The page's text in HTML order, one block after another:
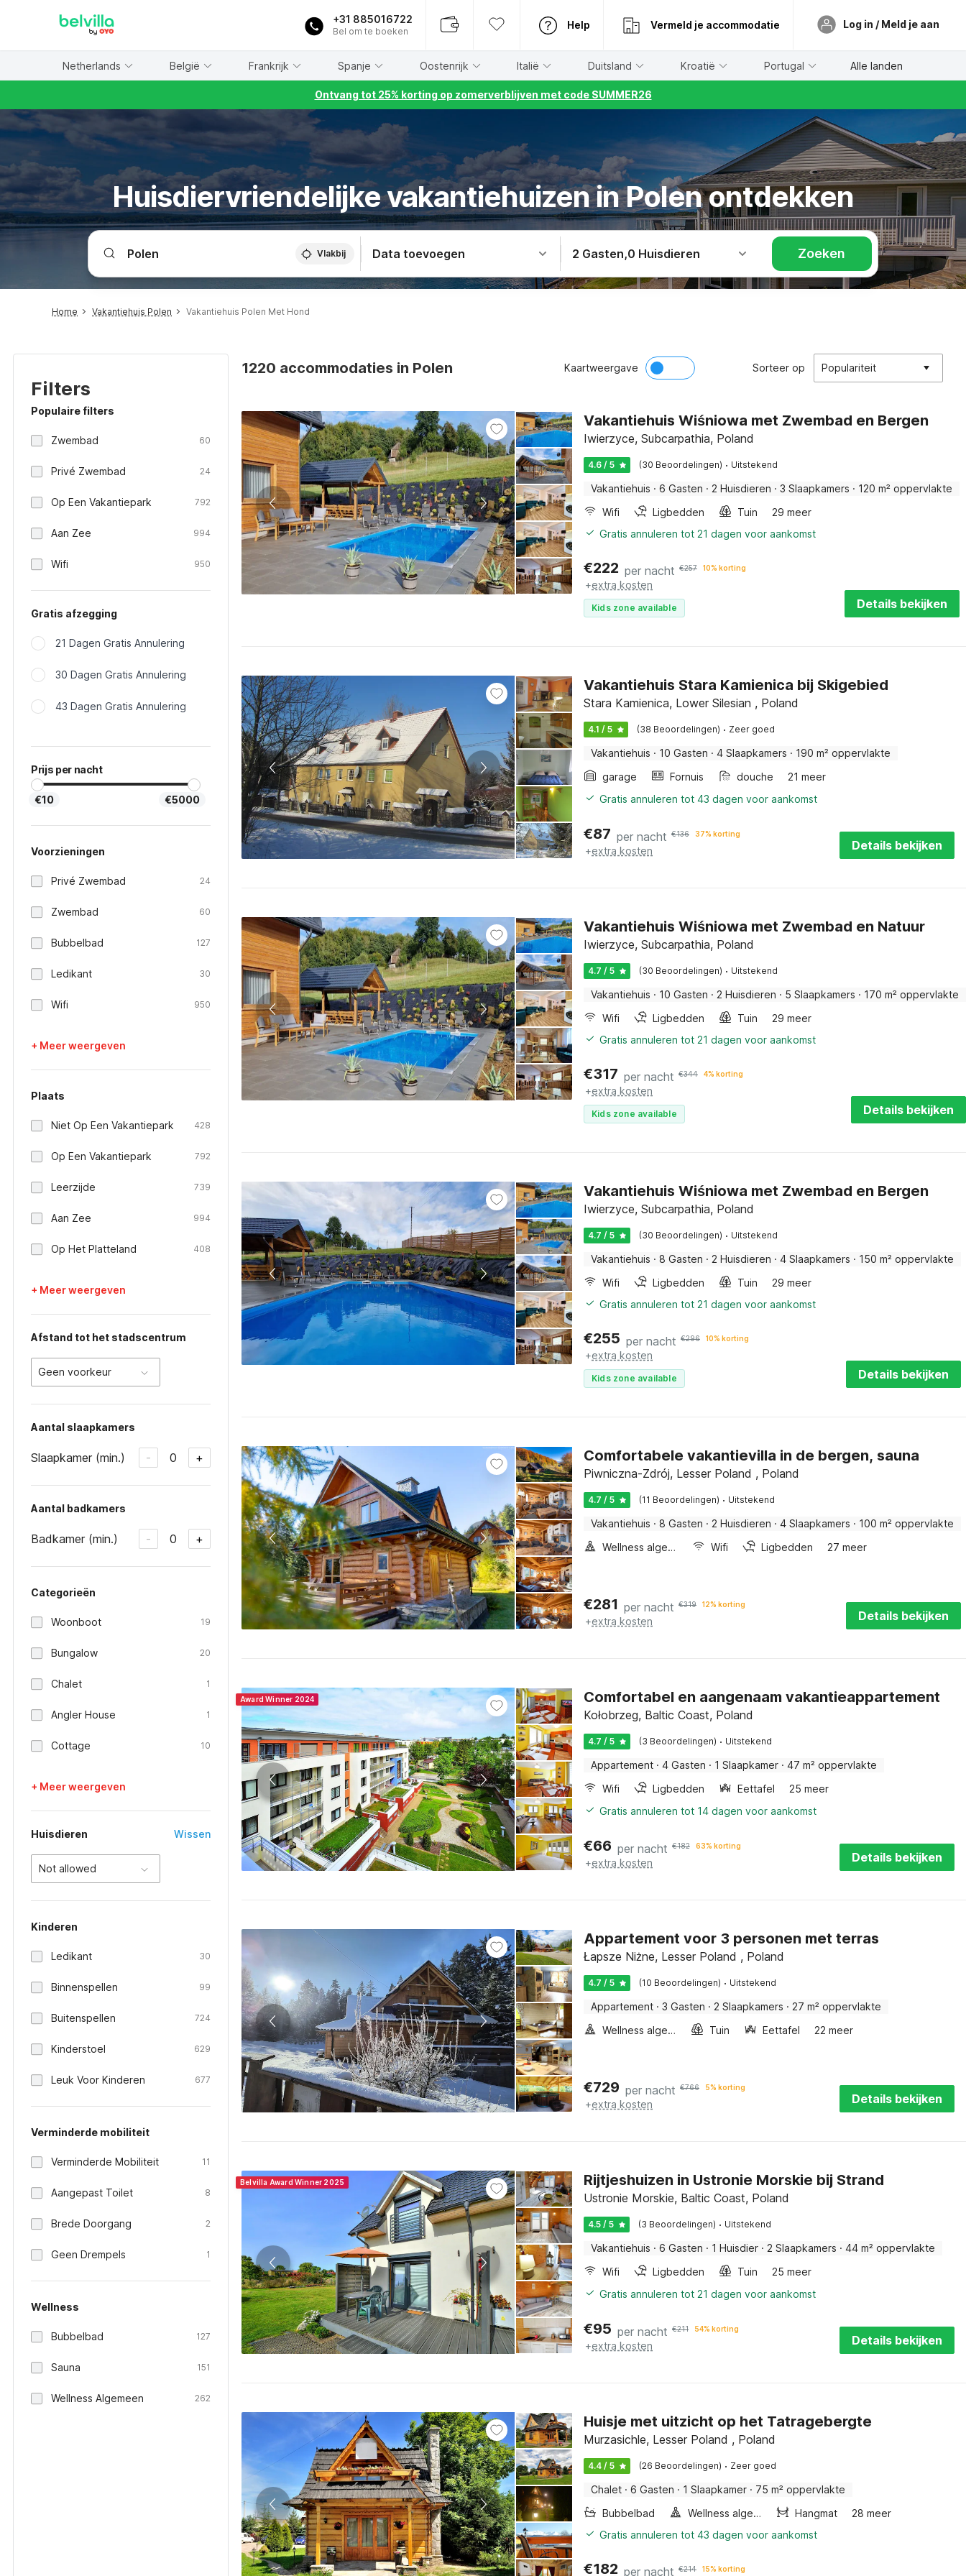
+31 885016722
Bel om te boeken
Help Vermeld je accommodatie Log in / Meld je aan
Netherlands België Frankrijk Spanje Oostenrijk Italië Duitsland Kroatië Portugal Alle landen
Ontvang tot 25% korting op zomerverblijven met code SUMMER26
Huisdiervriendelijke vakantiehuizen in Polen ontdekken
Vlakbij Data toevoegen 2 Gasten,0 Huisdieren Zoeken
Home Vakantiehuis Polen Vakantiehuis Polen Met Hond
Filters
Populaire filters
Zwembad 60
Privé Zwembad 24
Op Een Vakantiepark 792
Aan Zee 994
Wifi 950
Gratis afzegging
21 Dagen Gratis Annulering
30 Dagen Gratis Annulering
43 Dagen Gratis Annulering
Prijs per nacht
€10 €5000
Voorzieningen
Privé Zwembad 24
Zwembad 60
Bubbelbad 127
Ledikant 30
Wifi 950
+ Meer weergeven
Plaats
Niet Op Een Vakantiepark 428
Op Een Vakantiepark 792
Leerzijde 739
Aan Zee 994
Op Het Platteland 408
+ Meer weergeven
Afstand tot het stadscentrum
Geen voorkeur
Aantal slaapkamers
Slaapkamer (min.) - 0 +
Aantal badkamers
Badkamer (min.) - 0 +
Categorieën
Woonboot 19
Bungalow 20
Chalet 1
Angler House 1
Cottage 10
+ Meer weergeven
Huisdieren Wissen
Not allowed
Kinderen
Ledikant 30
Binnenspellen 99
Buitenspellen 724
Kinderstoel 629
Leuk Voor Kinderen 677
Verminderde mobiliteit
Verminderde Mobiliteit 11
Aangepast Toilet 8
Brede Doorgang 2
Geen Drempels 1
Wellness
Bubbelbad 127
Sauna 151
Wellness Algemeen 262
1220 accommodaties in Polen Kaartweergave Sorteer op Populariteit
Vakantiehuis Wiśniowa met Zwembad en Bergen
Iwierzyce, Subcarpathia, Poland
4.6 / 5 (30 Beoordelingen) · Uitstekend
Vakantiehuis · 6 Gasten · 2 Huisdieren · 3 Slaapkamers · 120 m² oppervlakte
Wifi
Ligbedden Tuin
29 meer
Gratis annuleren tot 21 dagen voor aankomst
€222 per nacht €257 10% korting
+extra kosten
Kids zone available Details bekijken
Vakantiehuis Stara Kamienica bij Skigebied
Stara Kamienica, Lower Silesian , Poland
4.1 / 5 (38 Beoordelingen) · Zeer goed
Vakantiehuis · 10 Gasten · 4 Slaapkamers · 190 m² oppervlakte
garage
Fornuis douche
21 meer
Gratis annuleren tot 43 dagen voor aankomst
€87 per nacht €136 37% korting
+extra kosten Details bekijken
Vakantiehuis Wiśniowa met Zwembad en Natuur
Iwierzyce, Subcarpathia, Poland
4.7 / 5 (30 Beoordelingen) · Uitstekend
Vakantiehuis · 10 Gasten · 2 Huisdieren · 5 Slaapkamers · 170 m² oppervlakte
Wifi
Ligbedden Tuin
29 meer
Gratis annuleren tot 21 dagen voor aankomst
€317 per nacht €344 4% korting
+extra kosten
Kids zone available Details bekijken
Vakantiehuis Wiśniowa met Zwembad en Bergen
Iwierzyce, Subcarpathia, Poland
4.7 / 5 (30 Beoordelingen) · Uitstekend
Vakantiehuis · 8 Gasten · 2 Huisdieren · 4 Slaapkamers · 150 m² oppervlakte
Wifi
Ligbedden Tuin
29 meer
Gratis annuleren tot 21 dagen voor aankomst
€255 per nacht €296 10% korting
+extra kosten
Kids zone available Details bekijken
Comfortabele vakantievilla in de bergen, sauna
Piwniczna-Zdrój, Lesser Poland , Poland
4.7 / 5 (11 Beoordelingen) · Uitstekend
Vakantiehuis · 8 Gasten · 2 Huisdieren · 4 Slaapkamers · 100 m² oppervlakte
Wellness algemeen
Wifi Ligbedden 27 meer
€281 per nacht €319 12% korting
+extra kosten Details bekijken
Award Winner 2024 Comfortabel en aangenaam vakantieappartement
Kołobrzeg, Baltic Coast, Poland
4.7 / 5 (3 Beoordelingen) · Uitstekend
Appartement · 4 Gasten · 1 Slaapkamer · 47 m² oppervlakte
Wifi
Ligbedden Eettafel
25 meer
Gratis annuleren tot 14 dagen voor aankomst
€66 per nacht €182 63% korting
+extra kosten Details bekijken
Appartement voor 3 personen met terras
Łapsze Niżne, Lesser Poland , Poland
4.7 / 5 (10 Beoordelingen) · Uitstekend
Appartement · 3 Gasten · 2 Slaapkamers · 27 m² oppervlakte
Wellness algemeen
Tuin Eettafel 22 meer
€729 per nacht €766 5% korting
+extra kosten Details bekijken
Belvilla Award Winner 2025 Rijtjeshuizen in Ustronie Morskie bij Strand
Ustronie Morskie, Baltic Coast, Poland
4.5 / 5 (3 Beoordelingen) · Uitstekend
Vakantiehuis · 6 Gasten · 1 Huisdier · 2 Slaapkamers · 44 m² oppervlakte
Wifi
Ligbedden Tuin
25 meer
Gratis annuleren tot 21 dagen voor aankomst
€95 per nacht €211 54% korting
+extra kosten Details bekijken
Huisje met uitzicht op het Tatragebergte
Murzasichle, Lesser Poland , Poland
4.4 / 5 (26 Beoordelingen) · Zeer goed
Chalet · 6 Gasten · 1 Slaapkamer · 75 m² oppervlakte
Bubbelbad
Wellness algemeen Hangmat
28 meer
Gratis annuleren tot 43 dagen voor aankomst
€182 per nacht €214 15% korting